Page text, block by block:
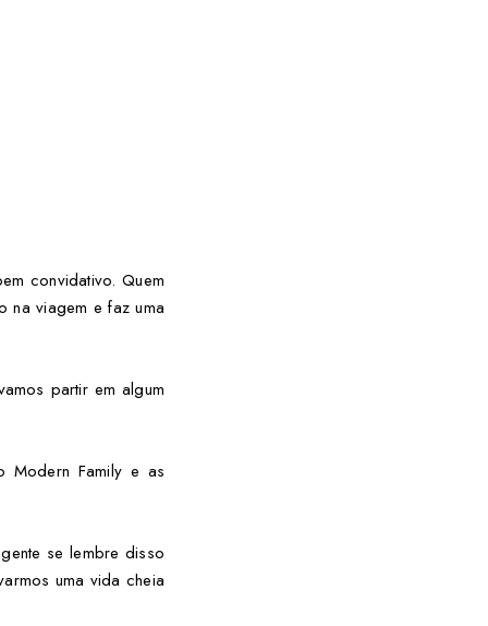
convidativo. Quem
na viagem e faz uma
partir em algum
Modern Family e as
se lembre disso
uma vida cheia